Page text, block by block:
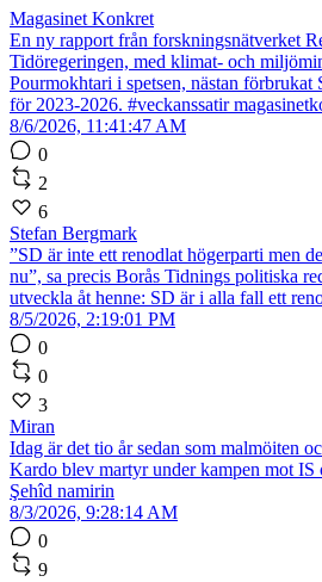
Magasinet Konkret
En ny rapport från forskningsnätverket
Tidöregeringen, med klimat- och
Pourmokhtari i spetsen, nästan
för 2023-2026. #veckanssatir
8/6/2026, 11:41:47 AM
0
2
6
Stefan Bergmark
”SD är inte ett renodlat högerparti men
nu”, sa precis Borås Tidnings politiska
utveckla åt henne: SD är i alla fall ett
8/5/2026, 2:19:01 PM
0
0
3
Miran
Idag är det tio år sedan som malmöiten
Kardo blev martyr under kampen mot
Şehîd namirin
8/3/2026, 9:28:14 AM
0
9